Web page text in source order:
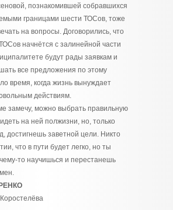
познакомившей собравшихся
границами шести ТОСов, тоже
на вопросы. Договорились, что
начнётся с залинейной части
будут рады заявкам и
все предложения по этому
время, когда жизнь вынуждает
действиям.
замечу, можно выбрать правильную
на ней полжизни, но, только
достигнешь заветной цели. Никто
что в пути будет легко, но ты
то научишься и перестанешь